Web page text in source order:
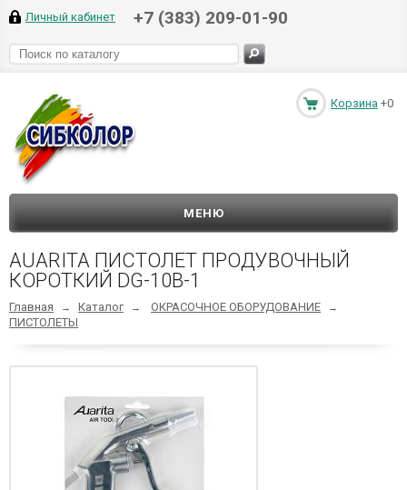
Личный кабинет +7 (383) 209-01-90
Корзина +0
МЕНЮ
AUARITA ПИСТОЛЕТ ПРОДУВОЧНЫЙ
КОРОТКИЙ DG-10B-1
Главная → Каталог → ОКРАСОЧНОЕ ОБОРУДОВАНИЕ →
ПИСТОЛЕТЫ